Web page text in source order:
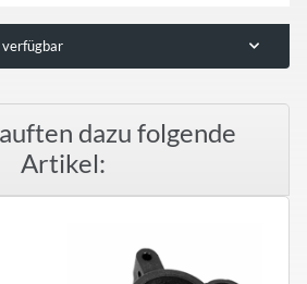
verfügbar
dazu folgende
Artikel: